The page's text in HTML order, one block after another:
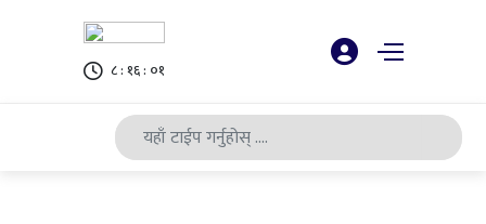
८ : १६ : ०२